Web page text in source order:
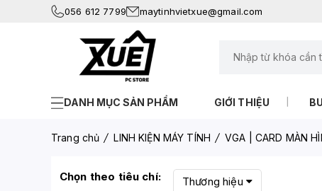
056 612 7799 maytinhvietxue@gmail.com
DANH MỤC SẢN PHẨM GIỚI THIỆU
Trang chủ LINH KIỆN MÁY TÍNH VGA | CARD MÀN
Chọn theo tiêu chí: Thương hiệu